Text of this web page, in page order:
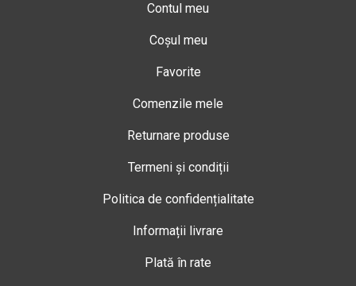
Contul meu
Coșul meu
Favorite
Comenzile mele
Returnare produse
Termeni și condiții
Politica de confidențialitate
Informații livrare
Plată în rate